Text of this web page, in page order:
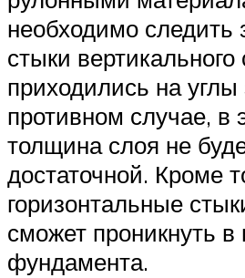
необходимо следить
стыки вертикального
приходились на
противном случае, в
толщина слоя не
достаточной. Кроме
горизонтальные
сможет проникнуть в
фундамента.